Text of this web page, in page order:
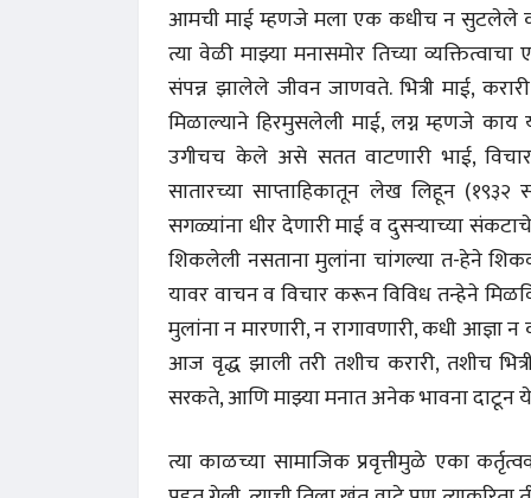
आमची माई म्हणजे मला एक कधीच न सुटलेले
त्या वेळी माझ्या मनासमोर तिच्या
संपन्न झालेले जीवन जाणवते. भित्री माई,
मिळाल्याने हिरमुसलेली माई, लग्न म्हणजे
उगीचच केले असे सतत वाटणारी भाई,
सातारच्या साप्ताहिकातून लेख लिहून (१९३२
सगळ्यांना धीर देणारी माई व दुसऱ्याच्या
शिकलेली नसताना मुलांना चांगल्या त-हेने
यावर वाचन व विचार करून विविध तन्हेने
मुलांना न मारणारी, न रागावणारी, कधी
आज वृद्ध झाली तरी तशीच करारी, तशीच
सरकते, आणि माझ्या मनात अनेक भावना दाटून
त्या काळच्या सामाजिक प्रवृत्तीमुळे एका